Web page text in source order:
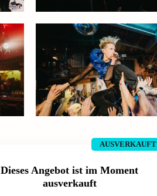
AUSVERKAUFT
Dieses Angebot ist im Moment
ausverkauft